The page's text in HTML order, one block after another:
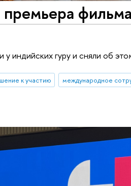
индийских гуру и сняли об
к участию
международное